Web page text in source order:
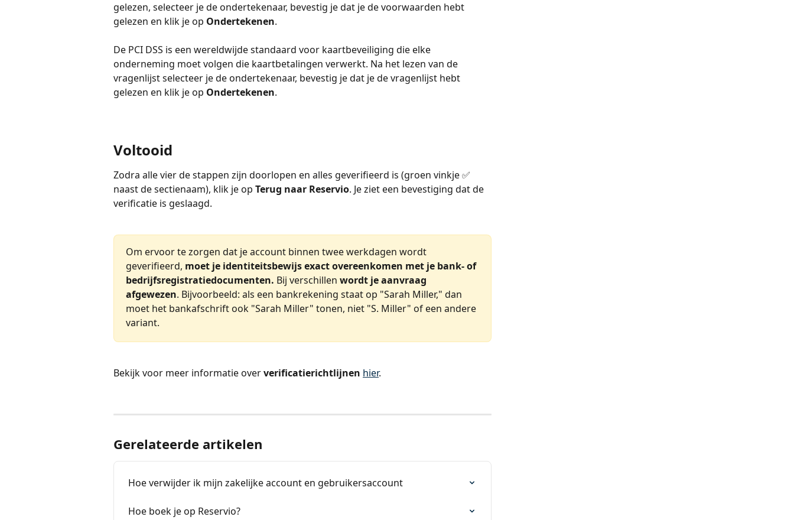
gelezen, selecteer je de ondertekenaar, bevestig je dat je de voorwaarden hebt
gelezen en klik je op Ondertekenen.
De PCI DSS is een wereldwijde standaard voor kaartbeveiliging die elke
onderneming moet volgen die kaartbetalingen verwerkt. Na het lezen van de
vragenlijst selecteer je de ondertekenaar, bevestig je dat je de vragenlijst hebt
gelezen en klik je op Ondertekenen.
Voltooid
Zodra alle vier de stappen zijn doorlopen en alles geverifieerd is (groen vinkje ✅
naast de sectienaam), klik je op Terug naar Reservio. Je ziet een bevestiging dat de
verificatie is geslaagd.
Om ervoor te zorgen dat je account binnen twee werkdagen wordt
geverifieerd, moet je identiteitsbewijs exact overeenkomen met je bank- of
bedrijfsregistratiedocumenten. Bij verschillen wordt je aanvraag
afgewezen. Bijvoorbeeld: als een bankrekening staat op "Sarah Miller," dan
moet het bankafschrift ook "Sarah Miller" tonen, niet "S. Miller" of een andere
variant.
Bekijk voor meer informatie over verificatierichtlijnen hier.
Gerelateerde artikelen
Hoe verwijder ik mijn zakelijke account en gebruikersaccount
Hoe boek je op Reservio?